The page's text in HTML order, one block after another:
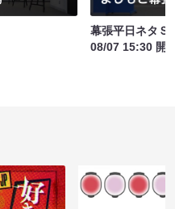
幕張平日ネタＳ
08/07 15:30 開